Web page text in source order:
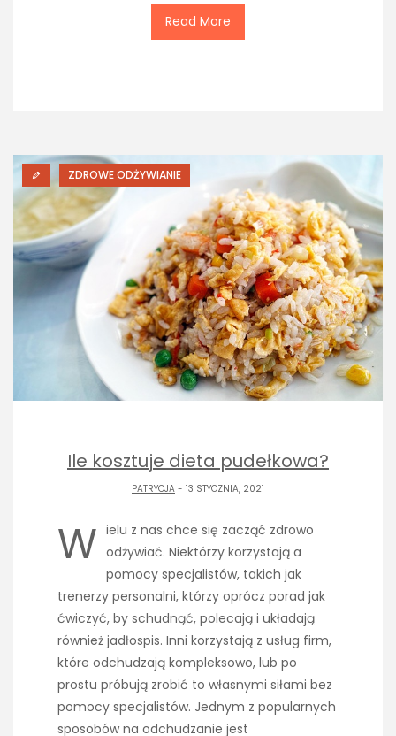
Read More
ZDROWE ODŻYWIANIE
Ile kosztuje dieta pudełkowa?
PATRYCJA - 13 STYCZNIA, 2021
W ielu z nas chce się zacząć zdrowo
odżywiać. Niektórzy korzystają a
pomocy specjalistów, takich jak
trenerzy personalni, którzy oprócz porad jak
ćwiczyć, by schudnąć, polecają i układają
również jadłospis. Inni korzystają z usług firm,
które odchudzają kompleksowo, lub po
prostu próbują zrobić to własnymi siłami bez
pomocy specjalistów. Jednym z popularnych
sposobów na odchudzanie jest